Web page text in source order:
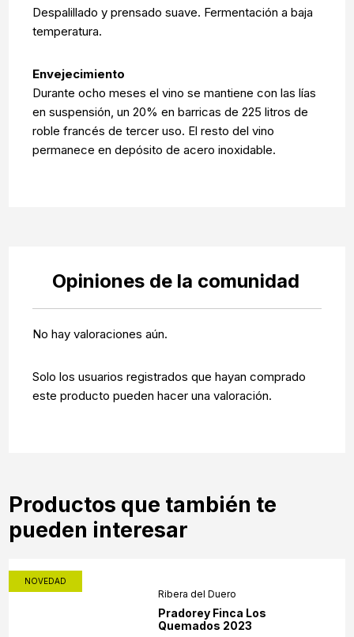
Despalillado y prensado suave. Fermentación a baja
temperatura.
Envejecimiento
Durante ocho meses el vino se mantiene con las lías
en suspensión, un 20% en barricas de 225 litros de
roble francés de tercer uso. El resto del vino
permanece en depósito de acero inoxidable.
Opiniones de la comunidad
No hay valoraciones aún.
Solo los usuarios registrados que hayan comprado
este producto pueden hacer una valoración.
Productos que también te
pueden interesar
NOVEDAD
Ribera del Duero
Pradorey Finca Los
Quemados 2023